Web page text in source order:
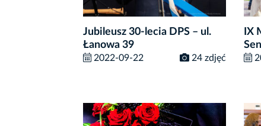
Jubileusz 30-lecia DPS – ul.
Łanowa 39
2022-09-22 24 zdjęć
IX